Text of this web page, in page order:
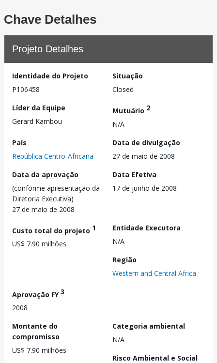
Chave Detalhes
Projeto Detalhes
Identidade do Projeto
P106458
Situação
Closed
Líder da Equipe
Gerard Kambou
Mutuário 2
N/A
País
República Centro-Africana
Data de divulgação
27 de maio de 2008
Data da aprovação
(conforme apresentação da
Diretoria Executiva)
27 de maio de 2008
Data Efetiva
17 de junho de 2008
Custo total do projeto 1
US$ 7.90 milhões
Entidade Executora
N/A
Região
Western and Central Africa
Aprovação FY3
2008
Montante do
compromisso
US$ 7.90 milhões
Categoria ambiental
N/A
Risco Ambiental e Social